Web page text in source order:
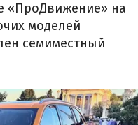
«ПроДвижение» на
моделей
семиместный